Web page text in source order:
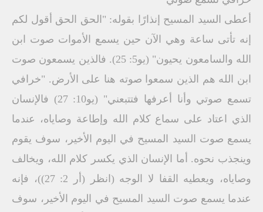
أعطى السيد المسيح إنذارًا بقوله: "الحق الحق أقول لكم
إنه تأتى ساعة وهي الآن حين يسمع الأموات صوت ابن
الله والسامعون يحيون" (يو5: 25). فالذين يسمعون صوت
ابن الله هم الذين سمعوا صوته هنا على الأرض. "خرافي
تسمع صوتي وأنا أعرفها فتتبعني" (يو10: 27) فالإنسان
الذي اعتاد على سماع كلام الله وإطاعة وصاياه، عندما
يسمع صوت السيد المسيح في اليوم الأخير، سوف يقوم
وينجذب نحوه. أما الإنسان الذي يكسر كلام الله، ويخالف
وصاياه، ويعطيه القفا لا الوجه (انظر (أر 2: 27))، فإنه
عندما يسمع صوت السيد المسيح في اليوم الأخير، سوف